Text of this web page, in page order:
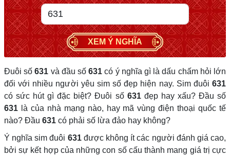
XEM Ý NGHĨA
Đuôi số631 và đầu số631 có ý nghĩa gì là dấu chấm hỏi lớn
đối với nhiều người yêu sim số đẹp hiện nay. Sim đuôi 631
có sức hút gì đặc biệt? Đuôi số 631đẹp hay xấu? Đầu số
631 là của nhà mạng nào, hay mã vùng điện thoại quốc tế
nào? Đầu 631 có phải số lừa đảo hay không?
Ý nghĩa sim đuôi 631được không ít các người đánh giá cao,
bởi sự kết hợp của những con số cấu thành mang giá trị cực